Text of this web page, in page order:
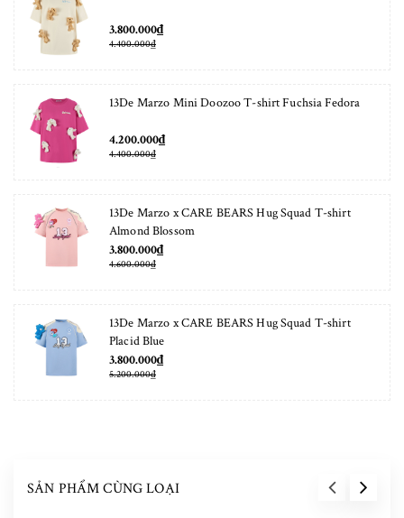
3.800.000₫
4.400.000₫
13De Marzo Mini Doozoo T-shirt Fuchsia Fedora
4.200.000₫
4.400.000₫
13De Marzo x CARE BEARS Hug Squad T-shirt
Almond Blossom
3.800.000₫
4.600.000₫
13De Marzo x CARE BEARS Hug Squad T-shirt
Placid Blue
3.800.000₫
5.200.000₫
SẢN PHẨM CÙNG LOẠI